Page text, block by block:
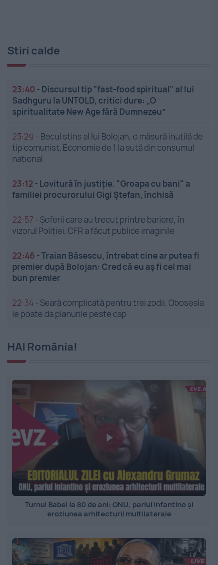
Stiri calde
23:40 - Discursul tip "fast-food spiritual" al lui
Sadhguru la UNTOLD, critici dure: „O
spiritualitate New Age fără Dumnezeu”
23:29 - Becul stins al lui Bolojan, o măsură inutilă de
tip comunist. Economie de 1 la sută din consumul
național
23:12 - Lovitură în justiție. "Groapa cu bani" a
familiei procurorului Gigi Ștefan, închisă
22:57 - Șoferii care au trecut printre bariere, în
vizorul Poliției. CFR a făcut publice imaginile
22:46 -Traian Băsescu, întrebat cine ar putea fi
premier după Bolojan: Cred că eu aș fi cel mai
bun premier
22:34 - Seară complicată pentru trei zodii. Oboseala
le poate da planurile peste cap
HAI România!
Turnul Babel la 80 de ani: ONU, pariul Infantino și
eroziunea arhitecturii multilaterale